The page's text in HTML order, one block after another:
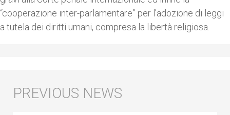
“cooperazione inter-parlamentare” per l’adozione di leggi
a tutela dei diritti umani, compresa la libertà religiosa.